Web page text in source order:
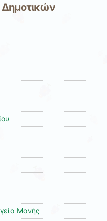
Δημοτικών
Μονής